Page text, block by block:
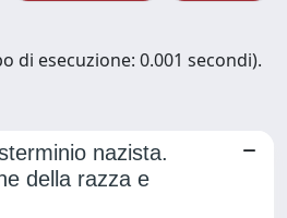
di esecuzione: 0.001 secondi).
nazista.
della razza e